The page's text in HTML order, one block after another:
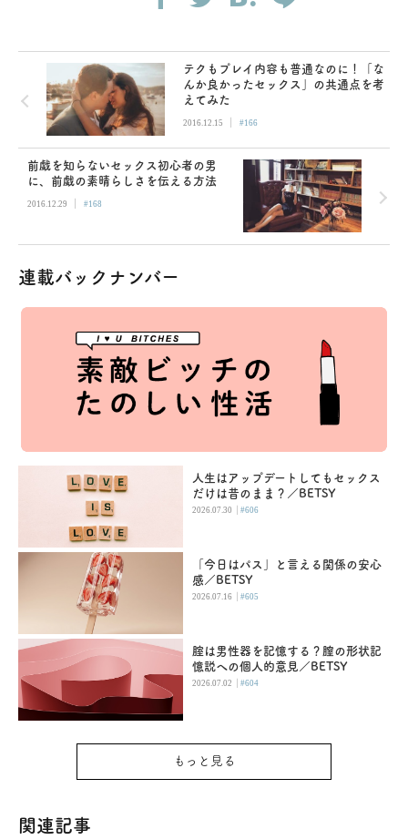
テクもプレイ内容も普通なのに！「な
んか良かったセックス」の共通点を考
えてみた
2016.12.15 | #166
前戯を知らないセックス初心者の男
に、前戯の素晴らしさを伝える方法
2016.12.29 | #168
連載バックナンバー
人生はアップデートしてもセックス
だけは昔のまま？／BETSY
2026.07.30 |#606
「今日はパス」と言える関係の安心
感／BETSY
2026.07.16 |#605
腟は男性器を記憶する？膣の形状記
憶説への個人的意見／BETSY
2026.07.02 |#604
もっと見る
関連記事